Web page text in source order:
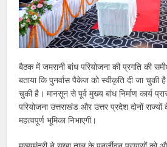
बैठक में जमरानी बांध परियोजना की प्रगति की
बताया कि पुनर्वास पैकेज को स्वीकृति दी जा चुकी है
चुकी है। मानसून से पूर्व मुख्य बांध निर्माण कार्य
परियोजना उत्तराखंड और उत्तर प्रदेश दोनों
महत्वपूर्ण भूमिका निभाएगी।